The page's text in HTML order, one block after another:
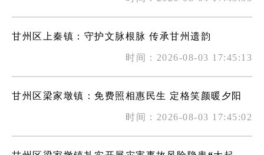
甘州区上秦镇：守护文脉根脉 传承甘州遗韵
时间：2026-08-03 17:45:13
甘州区梁家墩镇：免费照相惠民生 定格笑颜暖夕阳
时间：2026-08-03 17:45:02